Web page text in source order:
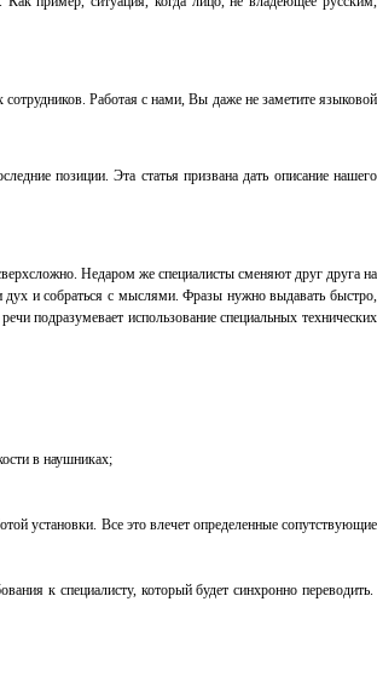
Работая с нами, Вы даже не заметите языковой
позиции. Эта статья призвана дать описание нашего
Недаром же специалисты сменяют друг друга на
дух и собраться с мыслями. Фразы нужно выдавать быстро,
подразумевает использование специальных технических
в наушниках;
установки. Все это влечет определенные сопутствующие
к специалисту, который будет синхронно переводить.